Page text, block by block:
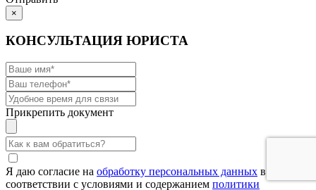
×
КОНСУЛЬТАЦИЯ ЮРИСТА
Прикрепить документ
Я даю согласие на обработку персональных данных в
соответствии с условиями и содержанием политики